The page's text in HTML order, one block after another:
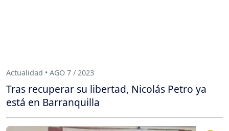
Actualidad • AGO 7 / 2023
Tras recuperar su libertad, Nicolás Petro ya
está en Barranquilla